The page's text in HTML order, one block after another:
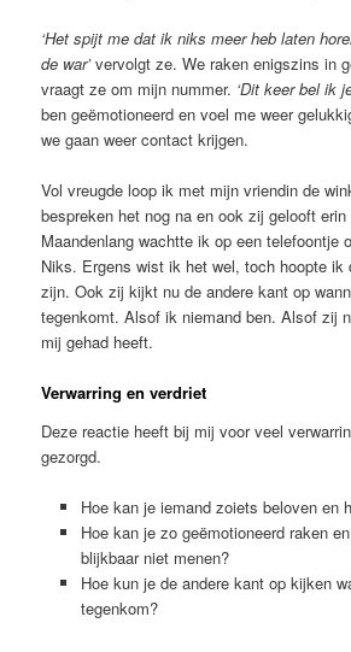
‘Het spijt me dat ik niks meer heb laten
de war’vervolgt ze. We raken enigszins in
vraagt ze om mijn nummer. ‘Dit keer bel ik
ben geëmotioneerd en voel me weer
we gaan weer contact krijgen.
Vol vreugde loop ik met mijn vriendin de
bespreken het nog na en ook zij gelooft
Maandenlang wachtte ik op een telefoontje
Niks. Ergens wist ik het wel, toch hoopte ik
zijn. Ook zij kijkt nu de andere kant op
tegenkomt. Alsof ik niemand ben. Alsof zij
mij gehad heeft.
Verwarring en verdriet
Deze reactie heeft bij mij voor veel
gezorgd.
Hoe kan je iemand zoiets beloven en
Hoe kan je zo geëmotioneerd raken
blijkbaar niet menen?
Hoe kun je de andere kant op kijken
tegenkom?